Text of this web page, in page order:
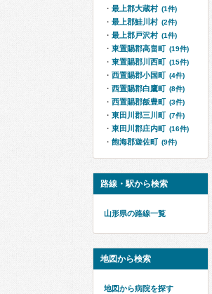
最上郡大蔵村 (1件)
最上郡鮭川村 (2件)
最上郡戸沢村 (1件)
東置賜郡高畠町 (19件)
東置賜郡川西町 (15件)
西置賜郡小国町 (4件)
西置賜郡白鷹町 (8件)
西置賜郡飯豊町 (3件)
東田川郡三川町 (7件)
東田川郡庄内町 (16件)
飽海郡遊佐町 (9件)
路線・駅から検索
山形県の路線一覧
地図から検索
地図から病院を探す